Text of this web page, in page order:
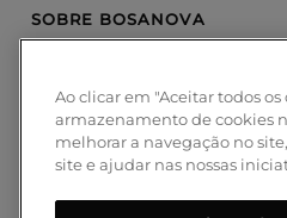
SOBRE BOSANOVA
MÉTODOS DE PAGAMENTO
Ao clicar em "Aceitar todos
armazenamento de cookies
melhorar a navegação no
site e ajudar nas nossas